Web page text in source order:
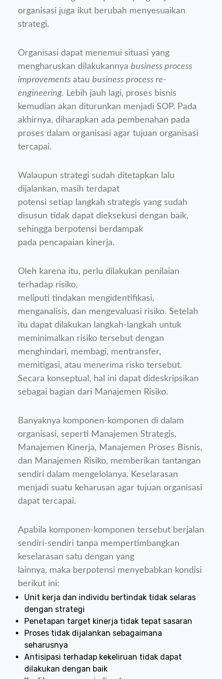
organisasi juga ikut berubah menyesuaikan
strategi.
Organisasi dapat menemui situasi yang
mengharuskan dilakukannya business process
improvements atau business process re-
engineering. Lebih jauh lagi, proses bisnis
kemudian akan diturunkan menjadi SOP. Pada
akhirnya, diharapkan ada pembenahan pada
proses dalam organisasi agar tujuan organisasi
tercapai.
Walaupun strategi sudah ditetapkan lalu
dijalankan, masih terdapat
potensi setiap langkah strategis yang sudah
disusun tidak dapat dieksekusi dengan baik,
sehingga berpotensi berdampak
pada pencapaian kinerja.
Oleh karena itu, perlu dilakukan penilaian
terhadap risiko,
meliputi tindakan mengidentifikasi,
menganalisis, dan mengevaluasi risiko. Setelah
itu dapat dilakukan langkah-langkah untuk
meminimalkan risiko tersebut dengan
menghindari, membagi, mentransfer,
memitigasi, atau menerima risko tersebut.
Secara konseptual, hal ini dapat dideskripsikan
sebagai bagian dari Manajemen Risiko.
Banyaknya komponen-komponen di dalam
organisasi, seperti Manajemen Strategis,
Manajemen Kinerja, Manajemen Proses Bisnis,
dan Manajemen Risiko, memberikan tantangan
sendiri dalam mengelolanya. Keselarasan
menjadi suatu keharusan agar tujuan organisasi
dapat tercapai.
Apabila komponen-komponen tersebut berjalan
sendiri-sendiri tanpa mempertimbangkan
keselarasan satu dengan yang
lainnya, maka berpotensi menyebabkan kondisi
berikut ini:
Unit kerja dan individu bertindak tidak selaras
dengan strategi
Penetapan target kinerja tidak tepat sasaran
Proses tidak dijalankan sebagaimana
seharusnya
Antisipasi terhadap kekeliruan tidak dapat
dilakukan dengan baik